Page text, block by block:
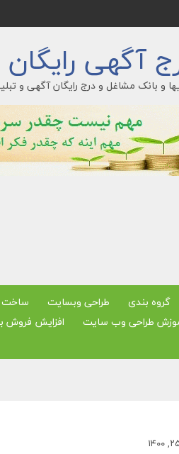
آگهی رایگان
و بانک مشاغل و درج رایگان آگهی و
گروه بندی طراحی وبسایت ساخت
طراحی وب سایت
افزایش فروش با